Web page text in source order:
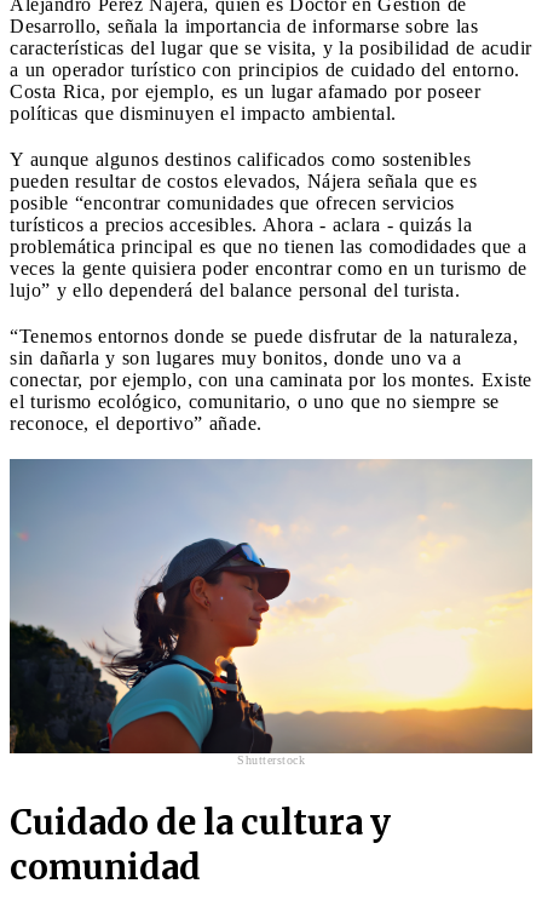
Desarrollo, señala la importancia de informarse sobre las
características del lugar que se visita, y la posibilidad de acudir
a un operador turístico con principios de cuidado del entorno.
Costa Rica, por ejemplo, es un lugar afamado por poseer
políticas que disminuyen el impacto ambiental.
Y aunque algunos destinos calificados como sostenibles
pueden resultar de costos elevados, Nájera señala que es
posible “encontrar comunidades que ofrecen servicios
turísticos a precios accesibles. Ahora - aclara - quizás la
problemática principal es que no tienen las comodidades que a
veces la gente quisiera poder encontrar como en un turismo de
lujo” y ello dependerá del balance personal del turista.
“Tenemos entornos donde se puede disfrutar de la naturaleza,
sin dañarla y son lugares muy bonitos, donde uno va a
conectar, por ejemplo, con una caminata por los montes. Existe
el turismo ecológico, comunitario, o uno que no siempre se
reconoce, el deportivo” añade.
Shutterstock
Cuidado de la cultura y
comunidad